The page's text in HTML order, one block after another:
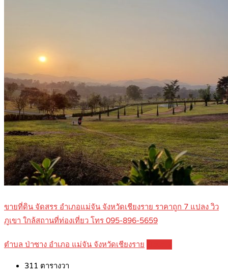
ขายที่ดิน จัดสรร อำเภอแม่จัน จังหวัดเชียงราย ราคาถูก 7 แปลง วิว
ภูเขา ใกล้สถานที่ท่องเที่ยว โทร 095-896-5659
ตำบล ป่าซาง อำเภอ แม่จัน จังหวัดเชียงราย
311 ตารางวา